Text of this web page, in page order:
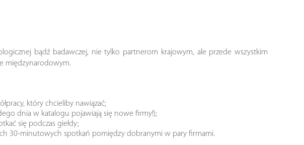
bądź badawczej, nie tylko partnerom krajowym, ale przede wszystkim
międzynarodowym.
który chcieliby nawiązać;
dnia w katalogu pojawiają się nowe firmy!);
się podczas giełdy;
30-minutowych spotkań pomiędzy dobranymi w pary firmami.